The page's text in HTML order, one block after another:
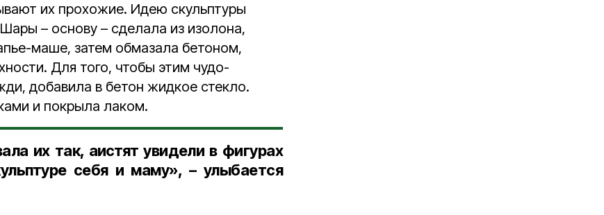
их прохожие. Идею скульптуры
– основу – сделала из изолона,
маше, затем обмазала бетоном,
Для того, чтобы этим чудо-
добавила в бетон жидкое стекло.
и покрыла лаком.
их так, аистят увидели в фигурах
себя и маму», – улыбается